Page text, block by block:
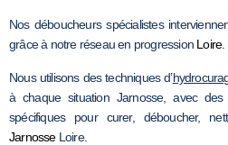
Nos déboucheurs spécialistes
grâce à notre réseau en progression Loire.
Nous utilisons des techniques d’
à chaque situation Jarnosse, avec
spécifiques pour curer, déboucher,
JarnosseLoire.